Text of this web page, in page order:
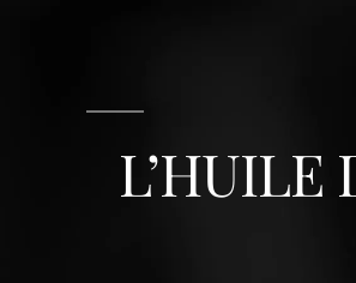
L’HUILE